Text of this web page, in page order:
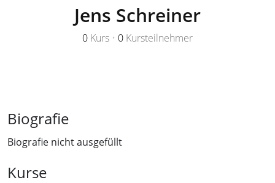
Jens Schreiner
0 Kurs • 0 Kursteilnehmer
Biografie
Biografie nicht ausgefüllt
Kurse